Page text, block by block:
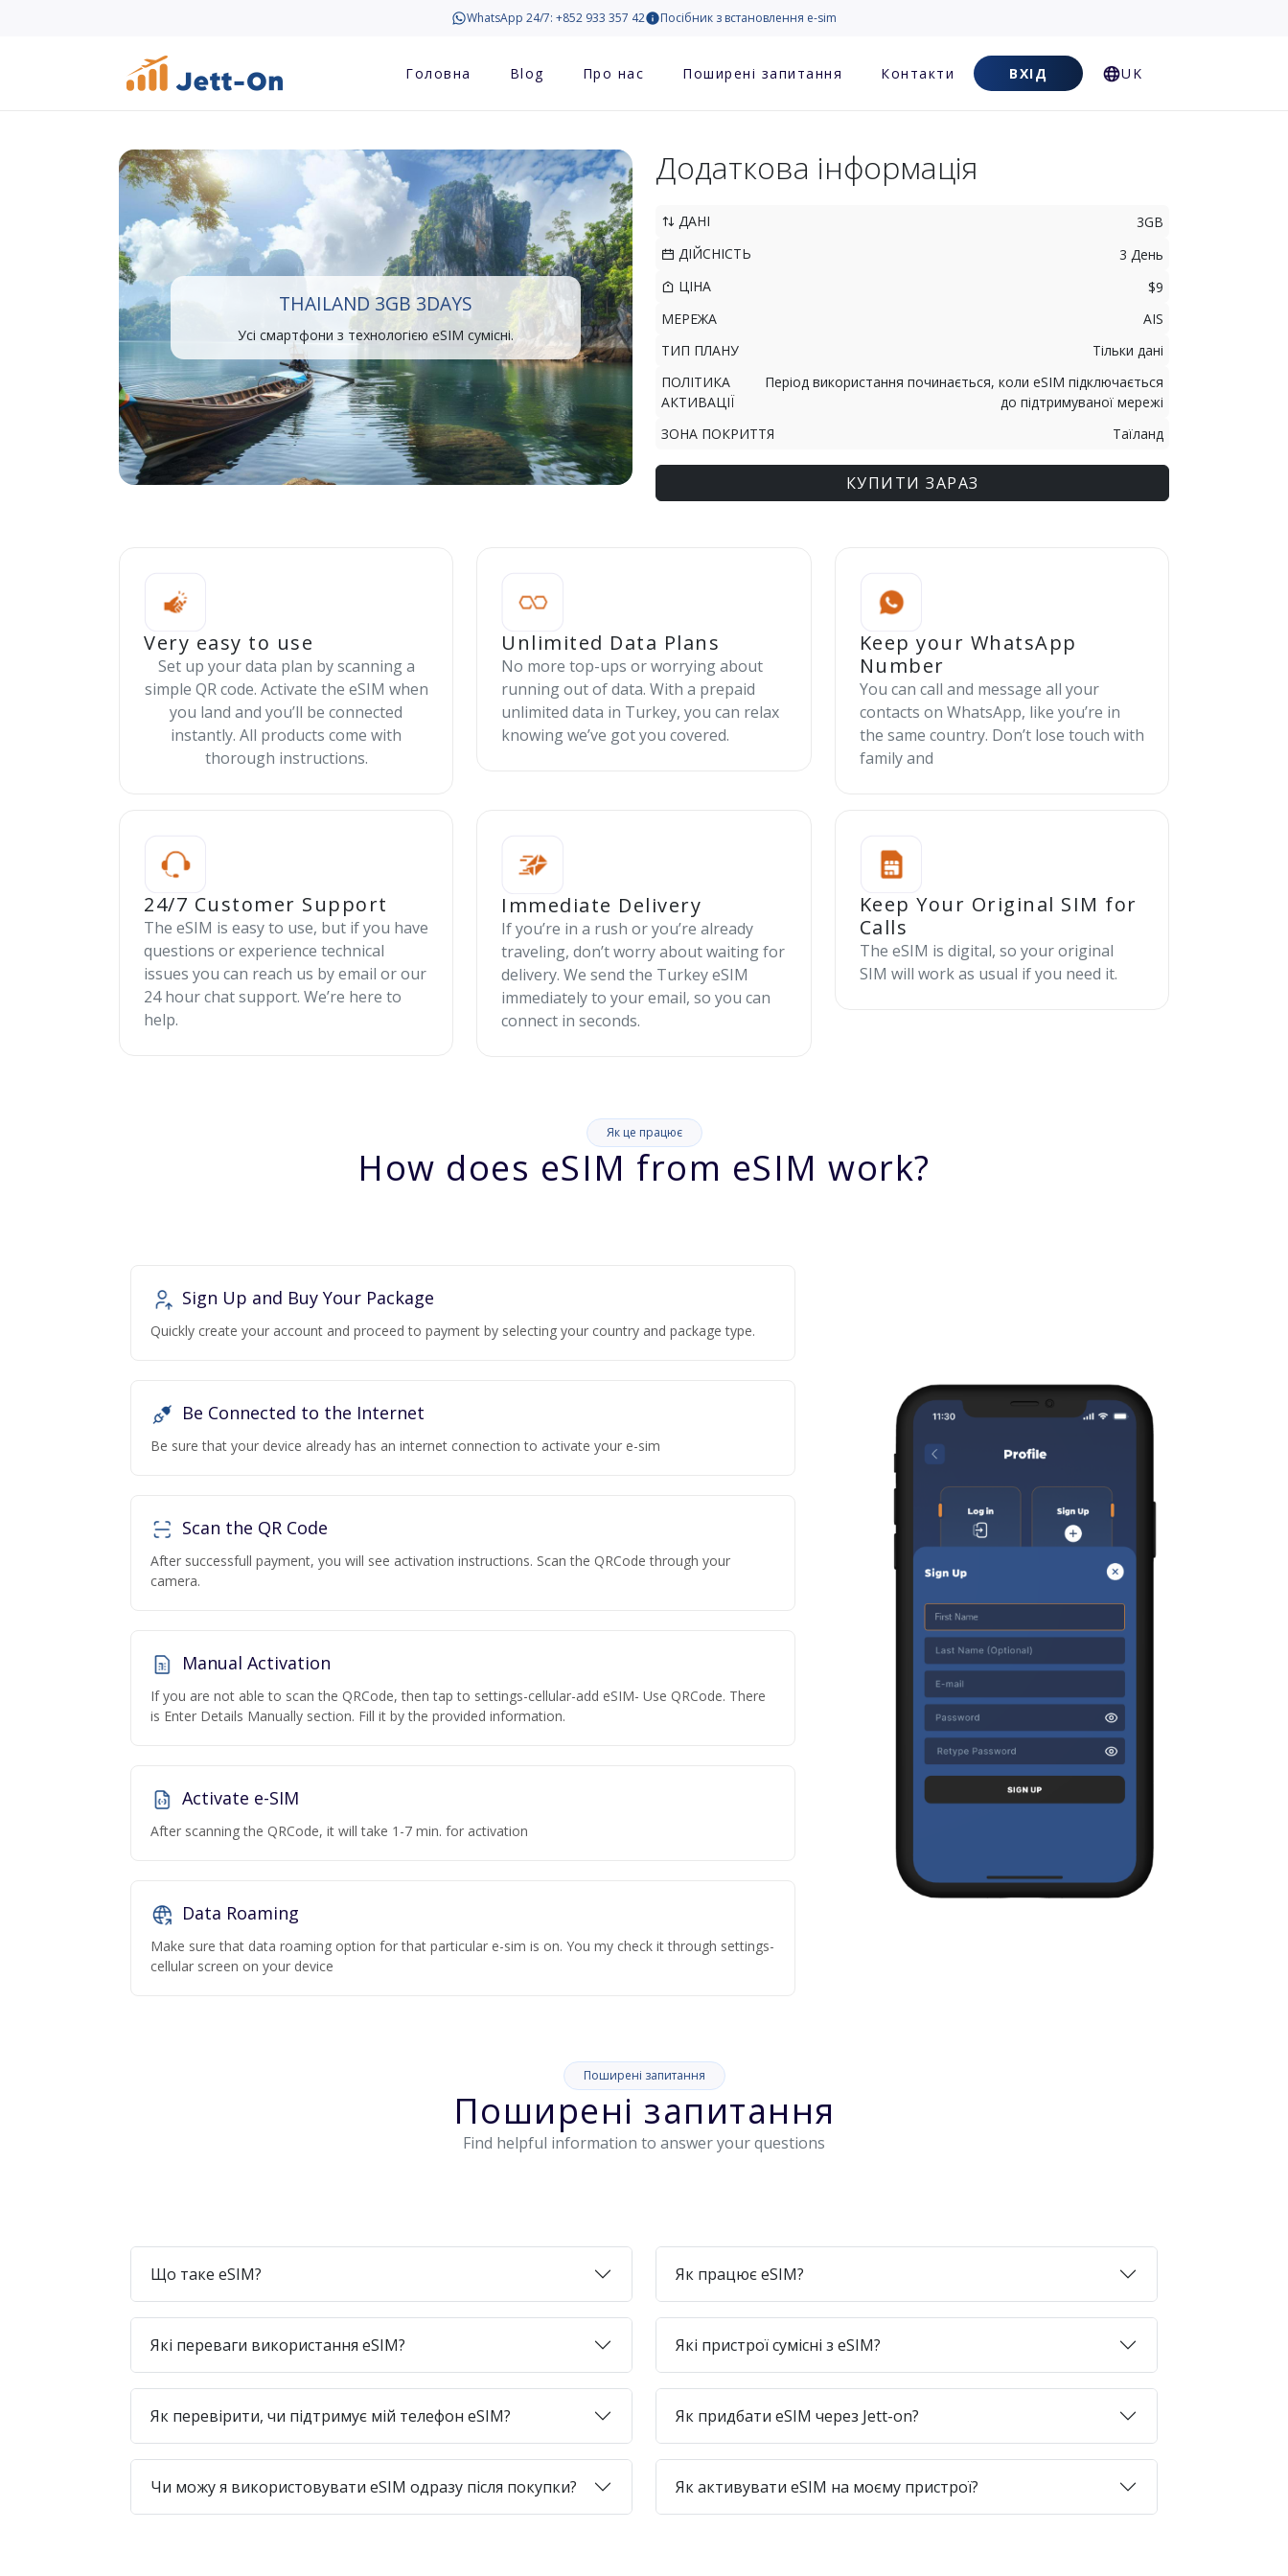
WhatsApp 24/7: +852 933 357 42 Посібник з встановлення e-sim
Головна Blog Про нас Поширені запитання Контакти ВХІД UK
THAILAND 3GB 3DAYS
Усі смартфони з технологією eSIM сумісні.
Додаткова інформація
ДАНІ
3GB
ДІЙСНІСТЬ
3 День
ЦІНА
$9
МЕРЕЖА
AIS
ТИП ПЛАНУ
Тільки дані
ПОЛІТИКА
АКТИВАЦІЇ
Період використання починається, коли eSIM підключається
до підтримуваної мережі
ЗОНА ПОКРИТТЯ
Таїланд
КУПИТИ ЗАРАЗ
Very easy to use
Set up your data plan by scanning a
simple QR code. Activate the eSIM when
you land and you’ll be connected
instantly. All products come with
thorough instructions.
Unlimited Data Plans
No more top-ups or worrying about
running out of data. With a prepaid
unlimited data in Turkey, you can relax
knowing we’ve got you covered.
Keep your WhatsApp
Number
You can call and message all your
contacts on WhatsApp, like you’re in
the same country. Don’t lose touch with
family and
24/7 Customer Support
The eSIM is easy to use, but if you have
questions or experience technical
issues you can reach us by email or our
24 hour chat support. We’re here to
help.
Immediate Delivery
If you’re in a rush or you’re already
traveling, don’t worry about waiting for
delivery. We send the Turkey eSIM
immediately to your email, so you can
connect in seconds.
Keep Your Original SIM for
Calls
The eSIM is digital, so your original
SIM will work as usual if you need it.
Як це працює
How does eSIM from eSIM work?
Sign Up and Buy Your Package
Quickly create your account and proceed to payment by selecting your country and package type.
Be Connected to the Internet
Be sure that your device already has an internet connection to activate your e-sim
Scan the QR Code
After successfull payment, you will see activation instructions. Scan the QRCode through your
camera.
Manual Activation
If you are not able to scan the QRCode, then tap to settings-cellular-add eSIM- Use QRCode. There
is Enter Details Manually section. Fill it by the provided information.
Activate e-SIM
After scanning the QRCode, it will take 1-7 min. for activation
Data Roaming
Make sure that data roaming option for that particular e-sim is on. You my check it through settings-
cellular screen on your device
Поширені запитання
Поширені запитання
Find helpful information to answer your questions
Що таке eSIM? Як працює eSIM?
Які переваги використання eSIM? Які пристрої сумісні з eSIM?
Як перевірити, чи підтримує мій телефон eSIM? Як придбати eSIM через Jett-on?
Чи можу я використовувати eSIM одразу після покупки? Як активувати eSIM на моєму пристрої?